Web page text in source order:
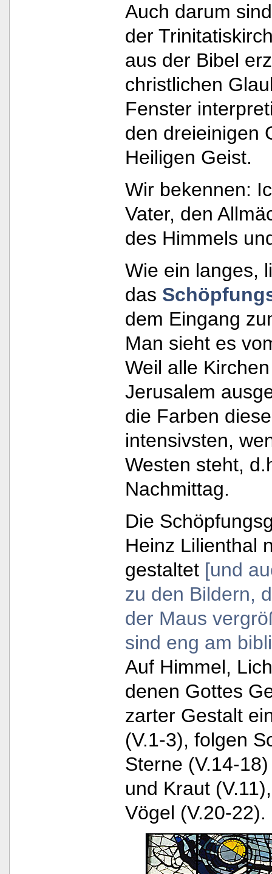
Auch darum
der
aus der Bibel
christlichen
Fenster
den dreieinigen
Heiligen Geist.
Wir bekennen:
Vater, den
des Himmels
Wie ein langes,
das
dem Eingang
Man sieht es
Weil alle
Jerusalem
die Farben
intensivsten,
Westen steht,
Nachmittag.
Die
Heinz Lilienthal
gestaltet [und
zu den Bildern,
der Maus
sind eng am
Auf Himmel,
denen Gottes
zarter Gestalt
(V.1-3), folgen
Sterne (V.14-
und Kraut
Vögel (V.20-22).